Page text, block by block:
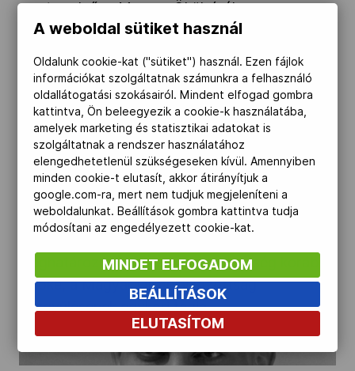
mesteredző, a Magyar Ökölvívók
Szövetségének (MÖSZ) korábbi főtitkára és
tájékoztatott honlapján a MÖSZ.
Elhunyt Bretz Gyula, korábbi MOB-tag" />
2026.05.22.
Elhunyt Bretz Gyula, korábbi MOB-tag
meghatározó alakja, a hazai szövetség korábbi
elnöke, a Magyar Olimpiai Bizottság
közgyűlésének egykori tagja.
Elhunyt Géra Imre olimpikon kerékpáros" />
A weboldal sütiket használ
Oldalunk cookie-kat ("sütiket") használ. Ezen fájlok
információkat szolgáltatnak számunkra a felhasználó
oldallátogatási szokásairól. Mindent elfogad gombra
kattintva, Ön beleegyezik a cookie-k használatába,
amelyek marketing és statisztikai adatokat is
szolgáltatnak a rendszer használatához
elengedhetetlenül szükségeseken kívül. Amennyiben
minden cookie-t elutasít, akkor átirányítjuk a
google.com-ra, mert nem tudjuk megjeleníteni a
weboldalunkat. Beállítások gombra kattintva tudja
módosítani az engedélyezett cookie-kat.
MINDET ELFOGADOM
BEÁLLÍTÁSOK
ELUTASÍTOM